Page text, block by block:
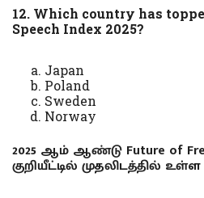
12. Which country has
Speech Index 2025?
Japan
Poland
Sweden
Norway
2025 ஆம் ஆண்டு Future of
குறியீட்டில் முதலிடத்தில் உள்ள